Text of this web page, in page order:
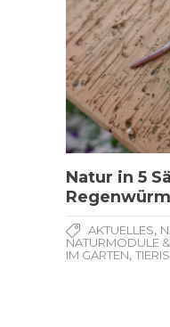
Natur in 5
AKTUELLES,
NATURMODULE
IM GARTEN,